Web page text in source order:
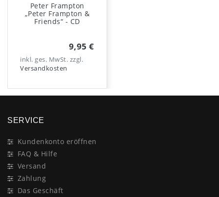
Peter Frampton
„Peter Frampton &
Friends“ - CD
9,95 €
inkl. ges. MwSt. zzgl.
Versandkosten
SERVICE
Kundenkonto eröffnen
FAQ & Hilfe
Versand
Zahlung
Das Geschäft